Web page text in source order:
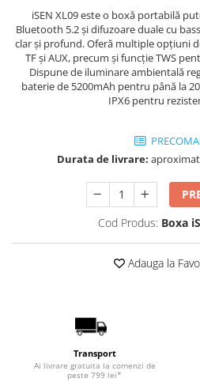
iSEN XL09 este o boxă portabilă
Bluetooth 5.2 și difuzoare duale cu
clar și profund. Oferă multiple opțiuni
TF și AUX, precum și funcție TWS
Dispune de iluminare ambientală
baterie de 5200mAh pentru până la
IPX6 pentru
Durata de livrare:
Cod Produs: Boxa
Adauga la
Transport
Ai livrare gratuita la comenzi de
peste 799 lei*